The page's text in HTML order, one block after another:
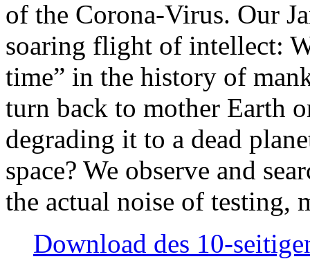
of the Corona-Virus. Our
soaring flight of intellect:
time” in the history of
turn back to mother Earth
degrading it to a dead
space? We observe and
the actual noise of testing,
Download des 10-